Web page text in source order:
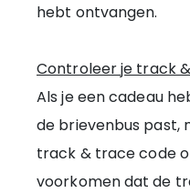
hebt ontvangen.
Controleer je track
Als je een cadeau
de brievenbus past,
track & trace code
voorkomen dat de